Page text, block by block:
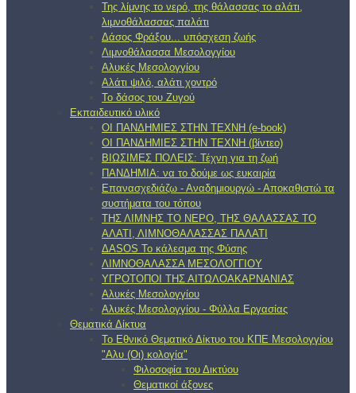
Της λίμνης το νερό, της θάλασσας το αλάτι,
λιμνοθάλασσας παλάτι
Δάσος Φράξου... υπόσχεση ζωής
Λιμνοθάλασσα Μεσολογγίου
Αλυκές Μεσολογγίου
Αλάτι ψιλό, αλάτι χοντρό
Το δάσος του Ζυγού
Εκπαιδευτικό υλικό
ΟΙ ΠΑΝΔΗΜΙΕΣ ΣΤΗΝ ΤΕΧΝΗ (e-book)
ΟΙ ΠΑΝΔΗΜΙΕΣ ΣΤΗΝ ΤΕΧΝΗ (βίντεο)
ΒΙΩΣΙΜΕΣ ΠΟΛΕΙΣ: Τέχνη για τη ζωή
ΠΑΝΔΗΜΙΑ: να το δούμε ως ευκαιρία
Επανασχεδιάζω - Αναδημιουργώ - Αποκαθιστώ τα
συστήματα του τόπου
ΤΗΣ ΛΙΜΝΗΣ ΤΟ ΝΕΡΟ, ΤΗΣ ΘΑΛΑΣΣΑΣ ΤΟ
ΑΛΑΤΙ, ΛΙΜΝΟΘΑΛΑΣΣΑΣ ΠΑΛΑΤΙ
ΔΑSOS Το κάλεσμα της Φύσης
ΛΙΜΝΟΘΑΛΑΣΣΑ ΜΕΣΟΛΟΓΓΙΟΥ
ΥΓΡΟΤΟΠΟΙ ΤΗΣ ΑΙΤΩΛΟΑΚΑΡΝΑΝΙΑΣ
Αλυκές Μεσολογγίου
Αλυκές Μεσολογγίου - Φύλλα Εργασίας
Θεματικά Δίκτυα
Το Εθνικό Θεματικό Δίκτυο του ΚΠΕ Μεσολογγίου
"Αλυ (Oι) κολογία"
Φιλοσοφία του Δικτύου
Θεματικοί άξονες